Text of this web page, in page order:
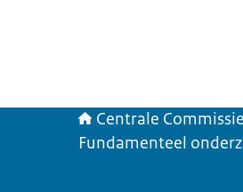
Centrale
Fundamenteel